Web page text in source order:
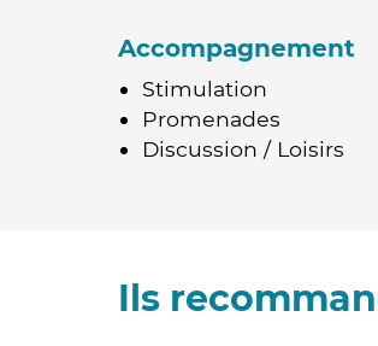
Accompagnement
Stimulation
Promenades
Discussion / Loisirs
Ils